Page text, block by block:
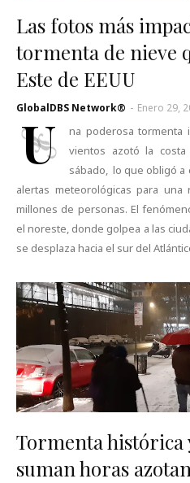
Las fotos más
tormenta de nieve
Este de EEUU
GlobalDBS Network® - Enero 29,
U
na poderosa tormenta
vientos azotó la
sábado, lo que obligó a
alertas meteorológicas para
millones de personas. El
el noreste, donde golpea a las
se desplaza hacia el sur del
Tormenta
suman horas